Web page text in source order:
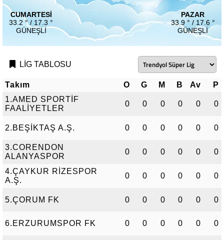
CUMARTESI
33.2 ° / 17.3 °
GÜNEŞLI
PAZAR
33.9 ° / 17.6 °
GÜNEŞLI
LİG TABLOSU
Takım O G M B Av
P
1.AMED SPORTİF
FAALİYETLER
0 0 0 0 0 0
2.BEŞİKTAŞ A.Ş. 0 0 0 0 0 0
3.CORENDON
ALANYASPOR
0 0 0 0 0 0
4.ÇAYKUR RİZESPOR
A.Ş.
0 0 0 0 0 0
5.ÇORUM FK 0 0 0 0 0 0
6.ERZURUMSPOR FK 0 0 0 0 0 0